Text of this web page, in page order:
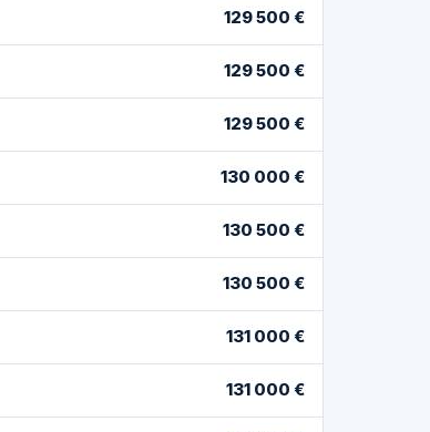
129 500 €
129 500 €
129 500 €
130 000 €
130 500 €
130 500 €
131 000 €
131 000 €